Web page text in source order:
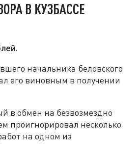
В КУЗБАССЕ
начальника беловского
его виновным в получении
в обмен на безвозмездно
проигнорировал несколько
на одном из